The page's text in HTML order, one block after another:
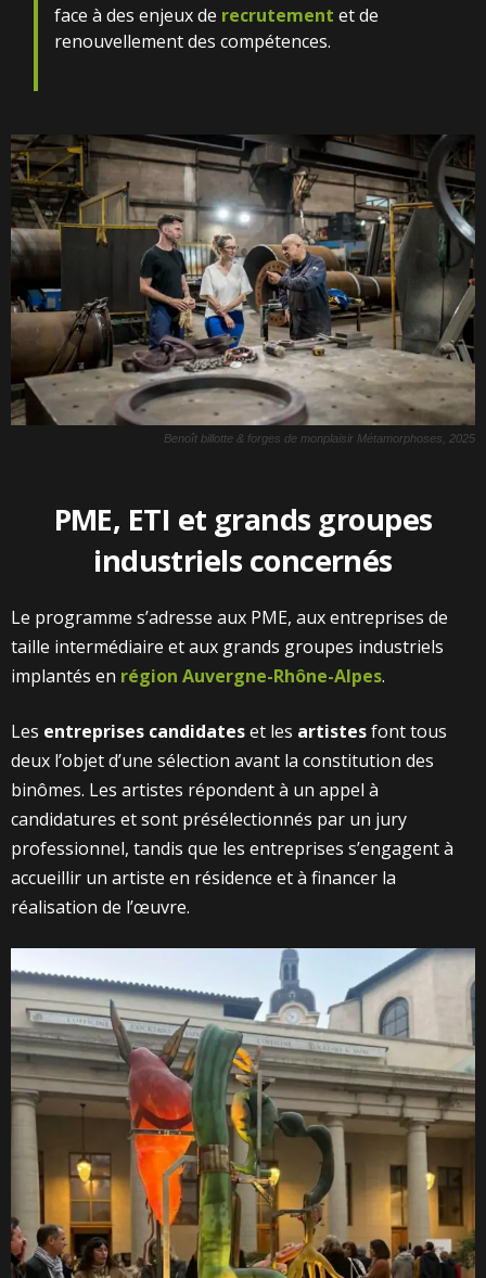
face à des enjeux de recrutement et de
renouvellement des compétences.
Benoît billotte & forges de monplaisir Métamorphoses, 2025
PME, ETI et grands groupes
industriels concernés
Le programme s’adresse aux PME, aux entreprises de
taille intermédiaire et aux grands groupes industriels
implantés en région Auvergne-Rhône-Alpes.
Les entreprises candidateset les artistesfont tous
deux l’objet d’une sélection avant la constitution des
binômes. Les artistes répondent à un appel à
candidatures et sont présélectionnés par un jury
professionnel, tandis que les entreprises s’engagent à
accueillir un artiste en résidence et à financer la
réalisation de l’œuvre.